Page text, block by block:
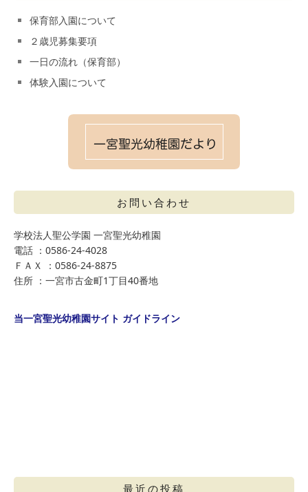
保育部入園について
２歳児募集要項
一日の流れ（保育部）
体験入園について
お問い合わせ
学校法人聖公学園 一宮聖光幼稚園
電話 ：0586-24-4028
ＦＡＸ ：0586-24-8875
住所 ：一宮市古金町1丁目40番地
当一宮聖光幼稚園サイト ガイドライン
最近の投稿